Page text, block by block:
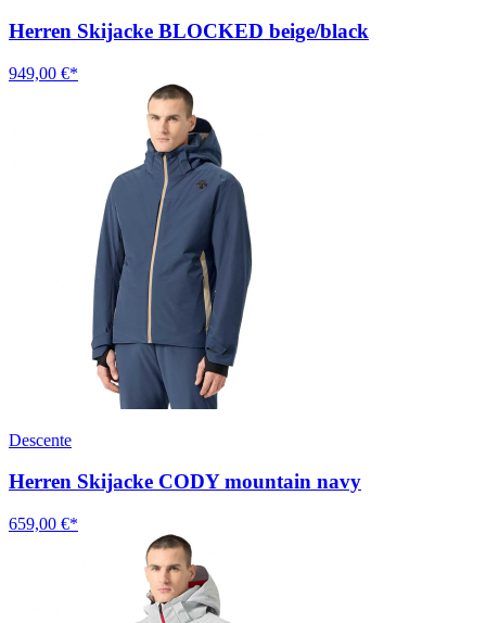
Herren Skijacke BLOCKED beige/black
949,00 €*
Descente
Herren Skijacke CODY mountain navy
659,00 €*